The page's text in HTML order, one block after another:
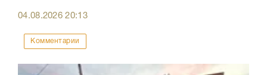
04.08.202620:13
Комментарии